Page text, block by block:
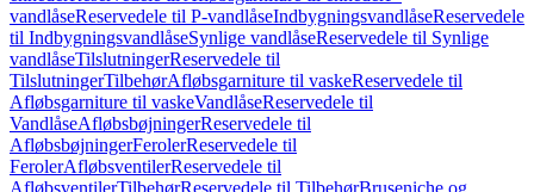
vandlåseReservedele til P-vandlåseIndbygningsvandlåseReservedele
til IndbygningsvandlåseSynlige vandlåseReservedele til Synlige
vandlåseTilslutningerReservedele til
TilslutningerTilbehørAfløbsgarniture til vaskeReservedele til
Afløbsgarniture til vaskeVandlåseReservedele til
VandlåseAfløbsbøjningerReservedele til
AfløbsbøjningerFerolerReservedele til
FerolerAfløbsventilerReservedele til
AfløbsventilerTilbehørReservedele til TilbehørBruseniche og